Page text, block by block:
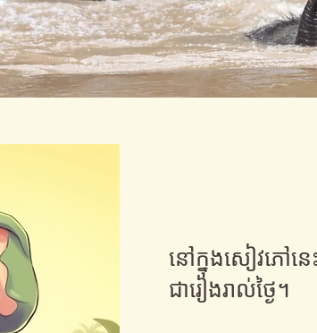
នៅក្នុងសៀវភៅន
ជារៀងរាល់ថ្ងៃ។